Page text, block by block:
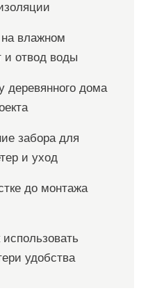
влажном
и отвод воды
деревянного дома
забора для
и уход
до монтажа
удобства